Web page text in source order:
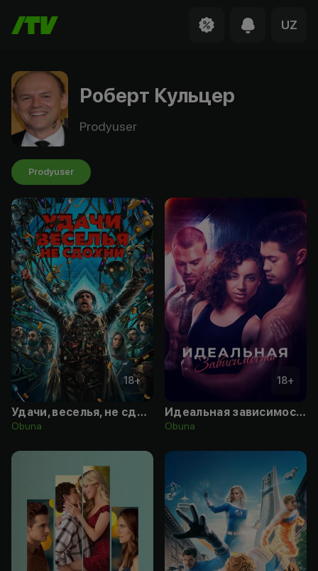
UZ
Роберт Кульцер
Prodyuser
Prodyuser
18+
Удачи, веселья, не сдохни
Obuna
18+
Идеальная зависимость
Obuna